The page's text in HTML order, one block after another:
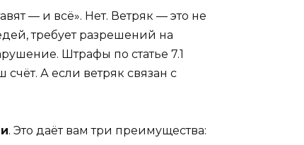
— и всё». Нет. Ветряк — это не
требует разрешений на
Штрафы по статье 7.1
А если ветряк связан с
. Это даёт вам три преимущества: